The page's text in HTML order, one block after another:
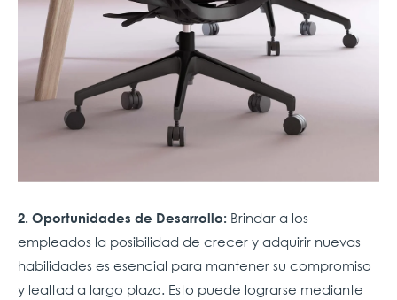
2. Oportunidades de Desarrollo: Brindar a los
empleados la posibilidad de crecer y adquirir nuevas
habilidades es esencial para mantener su compromiso
y lealtad a largo plazo. Esto puede lograrse mediante